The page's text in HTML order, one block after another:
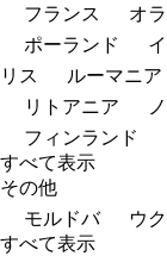
フランス オ
ポーランド
リス
ルーマニア
リトアニア
フィンランド
すべて表示
その他
モルドバ
ウ
すべて表示